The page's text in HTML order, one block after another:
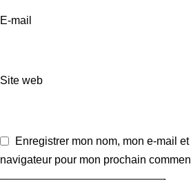
E-mail
Site web
Enregistrer mon nom, mon e-mail
navigateur pour mon prochain